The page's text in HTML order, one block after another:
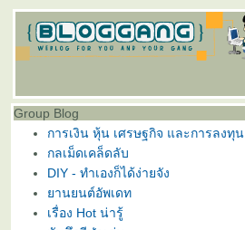
Group Blog
การเงิน หุ้น เศรษฐกิจ และการลงทุน
กลเม็ดเคล็ดลับ
DIY - ทำเองก็ได้ง่ายจัง
านยนต์อัพเดท
เรื่อง Hot น่ารู้